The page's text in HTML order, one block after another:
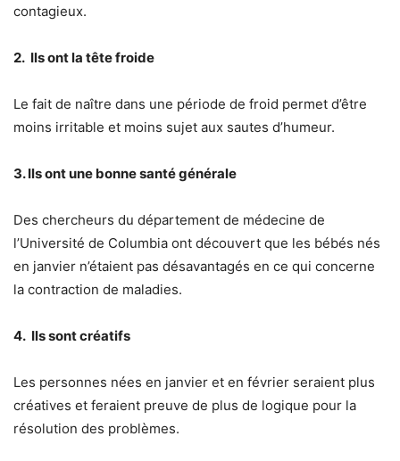
contagieux.
2. Ils ont la tête froide
Le fait de naître dans une période de froid permet d’être
moins irritable et moins sujet aux sautes d’humeur.
3. Ils ont une bonne santé générale
Des chercheurs du département de médecine de
l’Université de Columbia ont découvert que les bébés nés
en janvier n’étaient pas désavantagés en ce qui concerne
la contraction de maladies.
4. Ils sont créatifs
Les personnes nées en janvier et en février seraient plus
créatives et feraient preuve de plus de logique pour la
résolution des problèmes.